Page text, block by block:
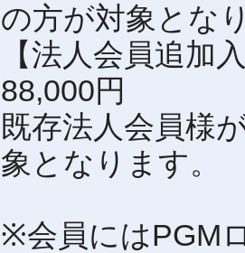
の方が対象とな
【法人会員追加
88,000円
既存法人会員様
象となります。
※会員にはPGM